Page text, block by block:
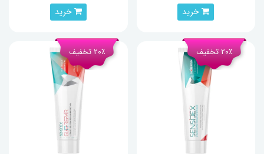
خرید خرید
20٪ تخفیف 20٪ تخفیف